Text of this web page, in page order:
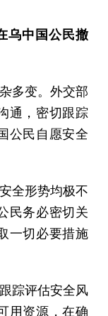
乌中国公民撤
多变。外交部
通，密切跟踪
公民自愿安全
全形势均极不
民务必密切关
一切必要措施
踪评估安全风
用资源，在确